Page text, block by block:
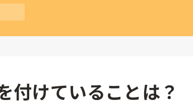
付けていることは？